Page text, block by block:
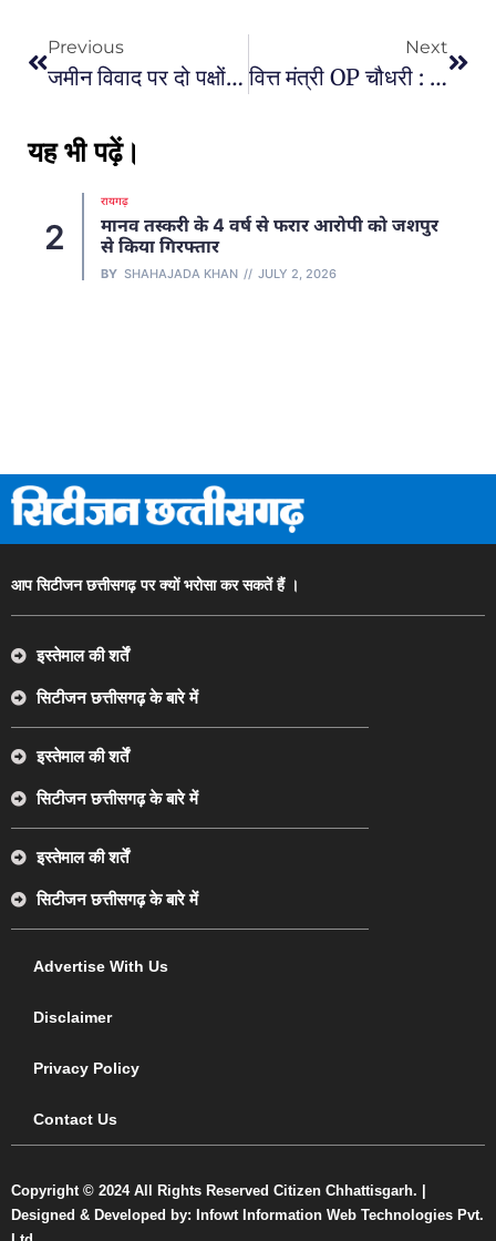
Previous
जमीन विवाद पर दो पक्षों में मारपीट, कापू पुलिस ने दोनों ओर के आरोपियों पर गैरजमानतीय धाराओं में की कार्रवाई
Next
वित्त मंत्री OP चौधरी : पुसौर के छपोरा में 33/11 केवी उपकेंद्र का शिलान्यास, 39 गांव होंगे लाभान्वित
यह भी पढ़ें।
2
रायगढ़
मानव तस्करी के 4 वर्ष से फरार आरोपी को जशपुर
से किया गिरफ्तार
BY SHAHAJADA KHAN JULY 2, 2026
आप सिटीजन छत्तीसगढ़ पर क्यों भरोसा कर सकतें हैं ।
इस्तेमाल की शर्तें
सिटीजन छत्तीसगढ़ के बारे में
इस्तेमाल की शर्तें
सिटीजन छत्तीसगढ़ के बारे में
इस्तेमाल की शर्तें
सिटीजन छत्तीसगढ़ के बारे में
Advertise With Us
Disclaimer
Privacy Policy
Contact Us
Copyright © 2024 All Rights Reserved Citizen Chhattisgarh. |
Designed & Developed by: Infowt Information Web Technologies Pvt.